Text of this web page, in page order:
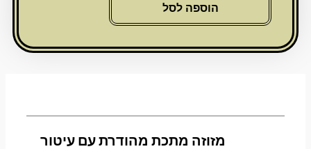
מהודרת
עיטור
הוספה לסל
מזוזה מתכת מהודרת עם עיטור